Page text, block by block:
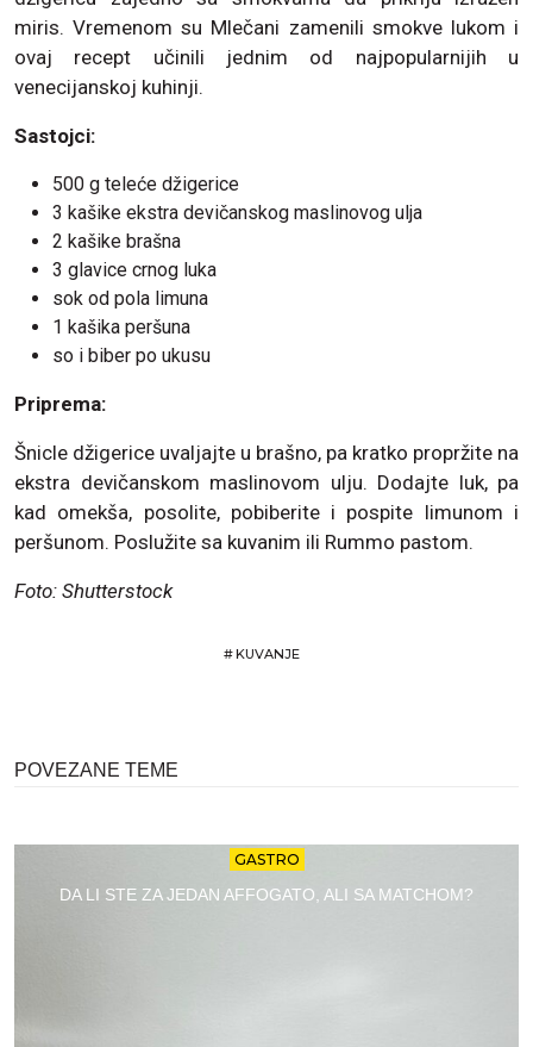
miris. Vremenom su Mlečani zamenili smokve lukom i
ovaj recept učinili jednim od najpopularnijih u
venecijanskoj kuhinji.
Sastojci:
500 g teleće džigerice
3 kašike ekstra devičanskog maslinovog ulja
2 kašike brašna
3 glavice crnog luka
sok od pola limuna
1 kašika peršuna
so i biber po ukusu
Priprema:
Šnicle džigerice uvaljajte u brašno, pa kratko propržite na
ekstra devičanskom maslinovom ulju. Dodajte luk, pa
kad omekša, posolite, pobiberite i pospite limunom i
peršunom. Poslužite sa kuvanim ili Rummo pastom.
Foto: Shutterstock
#KUVANJE
POVEZANE TEME
GASTRO
DA LI STE ZA JEDAN AFFOGATO, ALI SA MATCHOM?